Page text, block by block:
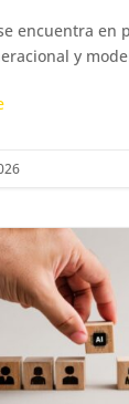
encuentra en
y